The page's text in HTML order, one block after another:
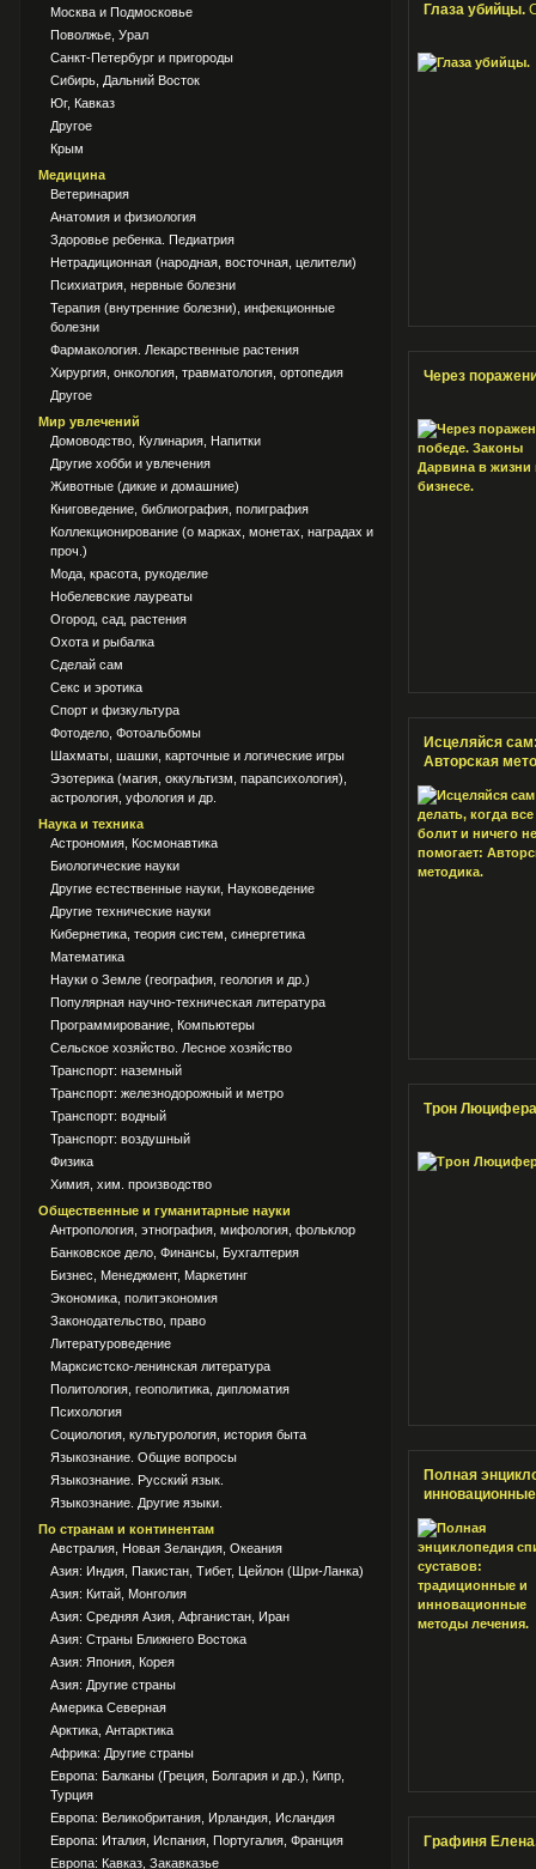
Москва и Подмосковье
Поволжье, Урал
Санкт-Петербург и пригороды
Сибирь, Дальний Восток
Юг, Кавказ
Другое
Крым
Медицина
Ветеринария
Анатомия и физиология
Здоровье ребенка. Педиатрия
Нетрадиционная (народная, восточная, целители)
Психиатрия, нервные болезни
Терапия (внутренние болезни), инфекционные
болезни
Фармакология. Лекарственные растения
Хирургия, онкология, травматология, ортопедия
Другое
Мир увлечений
Домоводство, Кулинария, Напитки
Другие хобби и увлечения
Животные (дикие и домашние)
Книговедение, библиография, полиграфия
Коллекционирование (о марках, монетах, наградах и
проч.)
Мода, красота, рукоделие
Нобелевские лауреаты
Огород, сад, растения
Охота и рыбалка
Сделай сам
Секс и эротика
Спорт и физкультура
Фотодело, Фотоальбомы
Шахматы, шашки, карточные и логические игры
Эзотерика (магия, оккультизм, парапсихология),
астрология, уфология и др.
Наука и техника
Астрономия, Космонавтика
Биологические науки
Другие естественные науки, Науковедение
Другие технические науки
Кибернетика, теория систем, синергетика
Математика
Науки о Земле (география, геология и др.)
Популярная научно-техническая литература
Программирование, Компьютеры
Сельское хозяйство. Лесное хозяйство
Транспорт: наземный
Транспорт: железнодорожный и метро
Транспорт: водный
Транспорт: воздушный
Физика
Химия, хим. производство
Общественные и гуманитарные науки
Антропология, этнография, мифология, фольклор
Банковское дело, Финансы, Бухгалтерия
Бизнес, Менеджмент, Маркетинг
Экономика, политэкономия
Законодательство, право
Литературоведение
Марксистско-ленинская литература
Политология, геополитика, дипломатия
Психология
Социология, культурология, история быта
Языкознание. Общие вопросы
Языкознание. Русский язык.
Языкознание. Другие языки.
По странам и континентам
Австралия, Новая Зеландия, Океания
Азия: Индия, Пакистан, Тибет, Цейлон (Шри-Ланка)
Азия: Китай, Монголия
Азия: Средняя Азия, Афганистан, Иран
Азия: Страны Ближнего Востока
Азия: Япония, Корея
Азия: Другие страны
Америка Северная
Арктика, Антарктика
Африка: Другие страны
Европа: Балканы (Греция, Болгария и др.), Кипр,
Турция
Европа: Великобритания, Ирландия, Исландия
Европа: Италия, Испания, Португалия, Франция
Европа: Кавказ, Закавказье
Глаза убийцы.
Через
Исцеляйся
Авторская
Трон
Полная
Графиня